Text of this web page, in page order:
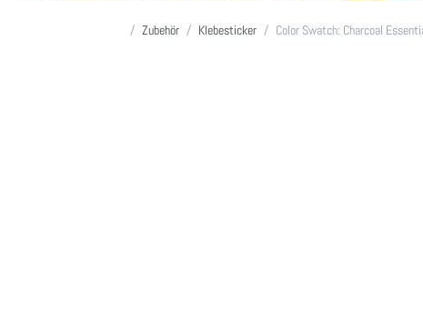
Startseite
Zubehör Klebesticker Color Swatch: Charcoal